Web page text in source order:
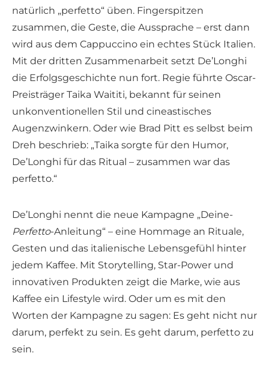
natürlich „perfetto“ üben. Fingerspitzen
zusammen, die Geste, die Aussprache – erst dann
wird aus dem Cappuccino ein echtes Stück Italien.
Mit der dritten Zusammenarbeit setzt De’Longhi
die Erfolgsgeschichte nun fort. Regie führte Oscar-
Preisträger Taika Waititi, bekannt für seinen
unkonventionellen Stil und cineastisches
Augenzwinkern. Oder wie Brad Pitt es selbst beim
Dreh beschrieb: „Taika sorgte für den Humor,
De’Longhi für das Ritual – zusammen war das
perfetto.“
De’Longhi nennt die neue Kampagne „Deine-
Perfetto-Anleitung“ – eine Hommage an Rituale,
Gesten und das italienische Lebensgefühl hinter
jedem Kaffee. Mit Storytelling, Star-Power und
innovativen Produkten zeigt die Marke, wie aus
Kaffee ein Lifestyle wird. Oder um es mit den
Worten der Kampagne zu sagen: Es geht nicht nur
darum, perfekt zu sein. Es geht darum, perfetto zu
sein.